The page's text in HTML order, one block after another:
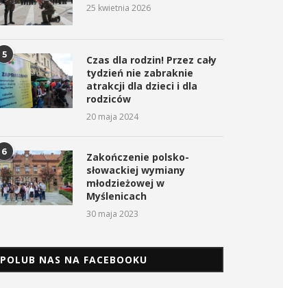
25 kwietnia 2026
5
Czas dla rodzin! Przez cały
tydzień nie zabraknie
atrakcji dla dzieci i dla
rodziców
20 maja 2024
6
Zakończenie polsko-
słowackiej wymiany
młodzieżowej w
Myślenicach
30 maja 2023
POLUB NAS NA FACEBOOKU